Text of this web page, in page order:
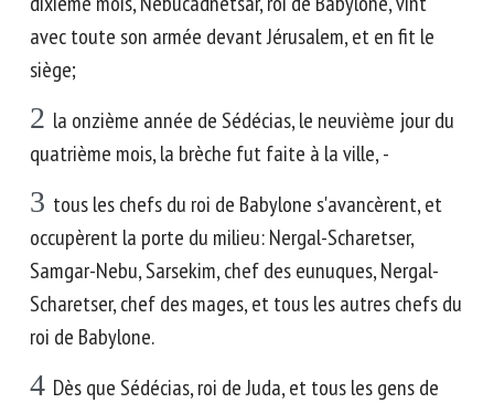
avec toute son armée devant Jérusalem, et en fit le
siège;
2 la onzième année de Sédécias, le neuvième jour du
quatrième mois, la brèche fut faite à la ville, -
3 tous les chefs du roi de Babylone s'avancèrent, et
occupèrent la porte du milieu: Nergal-Scharetser,
Samgar-Nebu, Sarsekim, chef des eunuques, Nergal-
Scharetser, chef des mages, et tous les autres chefs du
roi de Babylone.
4 Dès que Sédécias, roi de Juda, et tous les gens de